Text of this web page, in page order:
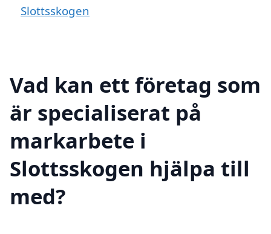
Slottsskogen
Vad kan ett företag som
är specialiserat på
markarbete i
Slottsskogen hjälpa till
med?